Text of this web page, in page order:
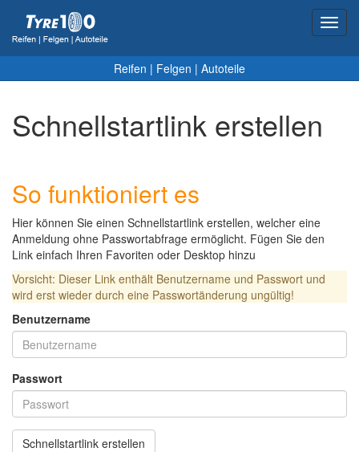
Reifen | Felgen | Autoteile
Schnellstartlink erstellen
So funktioniert es
Hier können Sie einen Schnellstartlink erstellen, welcher eine
Anmeldung ohne Passwortabfrage ermöglicht. Fügen Sie den
Link einfach Ihren Favoriten oder Desktop hinzu
Vorsicht: Dieser Link enthält Benutzername und Passwort und
wird erst wieder durch eine Passwortänderung ungültig!
Benutzername
Passwort
Schnellstartlink erstellen